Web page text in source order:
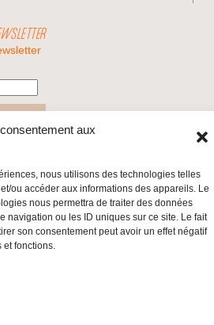
aux
nous utilisons des technologies telles
ou accéder aux informations des appareils. Le
nous permettra de traiter des données
navigation ou les ID uniques sur ce site. Le fait
son consentement peut avoir un effet négatif
et fonctions.
Désinvestissement Sanctions, la réponse
d'Israël |